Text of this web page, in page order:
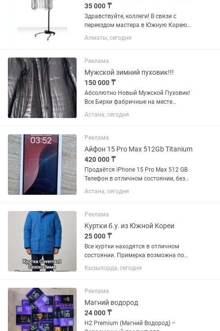
35 000 ₸
Здравствуйте, коллеги! В связи с
переездом мастера в Южную Корею
продается профессиональное
оборудование для салона красоты
наличии: • аппараты для химической
завивки; •...
Алматы, сегодня
Реклама
Мужской зимний пуховик!!!
150 000 ₸
Абсолютно Новый Мужской Пуховик!
Все Бирки фабричные на месте
Премиальный мужской пуховик Люкс
бренд Корея … Размер -52 Утеплитель-
Материал вверха -Поликоттон...
Астана, сегодня
Реклама
Айфон 15 Pro Max 512Gb Titanium
420 000 ₸
Продаётся iPhone 15 Pro Max 512 GB
Телефон в отличном состоянии, без
царапин и сколов. Если найдёте хотя
бы одну царапину — сделаю скидку. •
аккумулятора: 84% • Телефон не...
Астана, сегодня
Реклама
Куртки б.у. из Южной Кореи
25 000 ₸
Все куртки находятся в отличном
состоянии. Примерка возможна по
предварительной договорённости в г.
Кызылорда. Без гарантии.
Кызылорда, сегодня
Реклама
Магний водород
24 000 ₸
Н2 Premium (Магний Водород) –